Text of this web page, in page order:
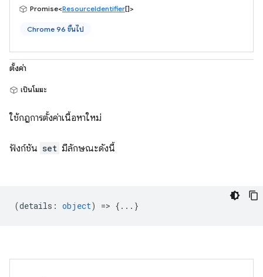
Promise<ResourceIdentifier[]>
Chrome 96 ขึ้นไป
ตั้งค่า
เป็นโมฆะ
ใช้กฎการตั้งค่าเนื้อหาใหม่
ฟังก์ชัน set มีลักษณะดังนี้
(details : object) => {...}